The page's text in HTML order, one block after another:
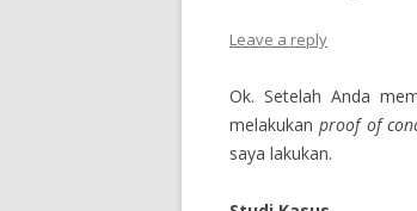
Leave a reply
Ok. Setelah Anda
melakukanproof of
saya lakukan.